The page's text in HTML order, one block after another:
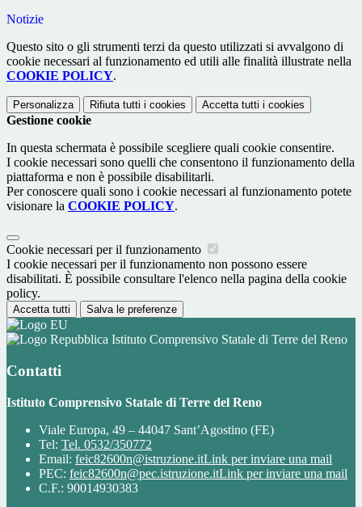
Notizie
Questo sito o gli strumenti terzi da questo utilizzati si avvalgono di
cookie necessari al funzionamento ed utili alle finalità illustrate nella
COOKIE POLICY.
Personalizza Rifiuta tutti i cookies Accetta tutti i cookies
Gestione cookie
In questa schermata è possibile scegliere quali cookie consentire.
I cookie necessari sono quelli che consentono il funzionamento della
piattaforma e non è possibile disabilitarli.
Per conoscere quali sono i cookie necessari al funzionamento potete
visionare la COOKIE POLICY.
Cookie necessari per il funzionamento
I cookie necessari per il funzionamento non possono essere
disabilitati. È possibile consultare l'elenco nella pagina della cookie
policy.
Accetta tutti Salva le preferenze
Istituto Comprensivo Statale di Terre del Reno
Contatti
Istituto Comprensivo Statale di Terre del Reno
Viale Europa, 49 – 44047 Sant’Agostino (FE)
Tel: Tel. 0532/350772
Email: feic82600n@istruzione.itLink per inviare una mail
PEC: feic82600n@pec.istruzione.itLink per inviare una mail
C.F.: 90014930383